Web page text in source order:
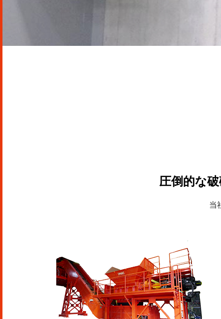
圧倒的な
当